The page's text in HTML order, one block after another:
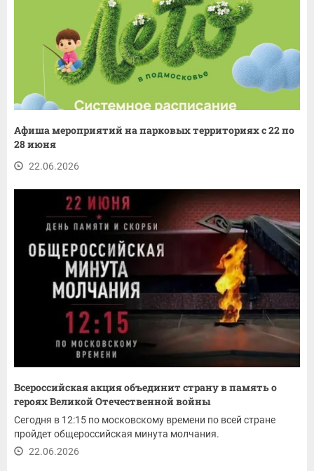
Афиша мероприятий на парковых территориях с 22 по
28 июня
22.06.2026
Всероссийская акция объединит страну в память о
героях Великой Отечественной войны
Сегодня в 12:15 по московскому времени по всей стране
пройдет общероссийская минута молчания.
22.06.2026